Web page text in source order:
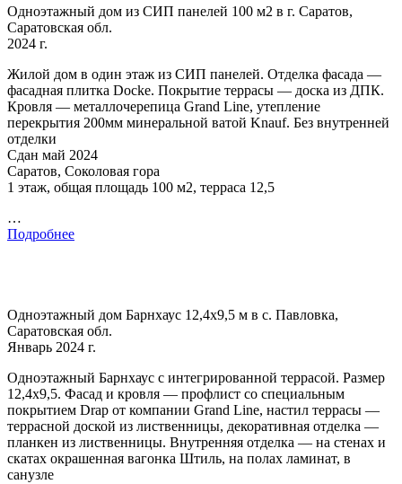
Одноэтажный дом из СИП панелей 100 м2 в г. Саратов,
Саратовская обл.
2024 г.
Жилой дом в один этаж из СИП панелей. Отделка фасада —
фасадная плитка Docke. Покрытие террасы — доска из ДПК.
Кровля — металлочерепица Grand Line, утепление
перекрытия 200мм минеральной ватой Knauf. Без внутренней
отделки
Сдан май 2024
Саратов, Соколовая гора
1 этаж, общая площадь 100 м2, терраса 12,5
…
Подробнее
Одноэтажный дом Барнхаус 12,4х9,5 м в с. Павловка,
Саратовская обл.
Январь 2024 г.
Одноэтажный Барнхаус с интегрированной террасой. Размер
12,4х9,5. Фасад и кровля — профлист со специальным
покрытием Drap от компании Grand Line, настил террасы —
террасной доской из лиственницы, декоративная отделка —
планкен из лиственницы. Внутренняя отделка — на стенах и
скатах окрашенная вагонка Штиль, на полах ламинат, в
санузле